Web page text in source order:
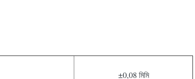
±0,08 মিমি